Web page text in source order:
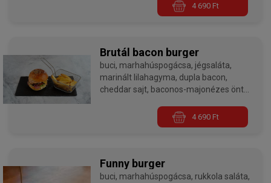
átsütve szeretnétek kérni, kérlek a
megjegyzés rovatban ezt jelezzétek
nekünk!
4 690 Ft
Brutál bacon burger
buci, marhahúspogácsa, jégsaláta,
marinált lilahagyma, dupla bacon,
cheddar sajt, baconos-majonézes öntet
Burgereink minden esetben medium
megjegyzés rovatban ezt jelezzétek
nekünk!
4 690 Ft
Funny burger
buci, marhahúspogácsa, rukkola saláta,